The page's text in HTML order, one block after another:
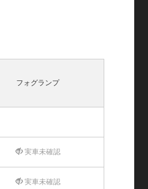
フォグランプ
実車未確認
実車未確認